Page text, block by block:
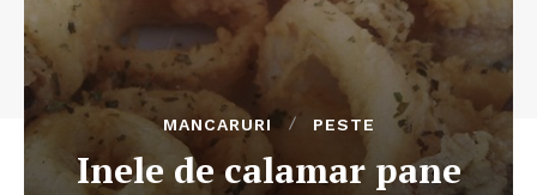
MANCARURI PESTE
Inele de calamar pane